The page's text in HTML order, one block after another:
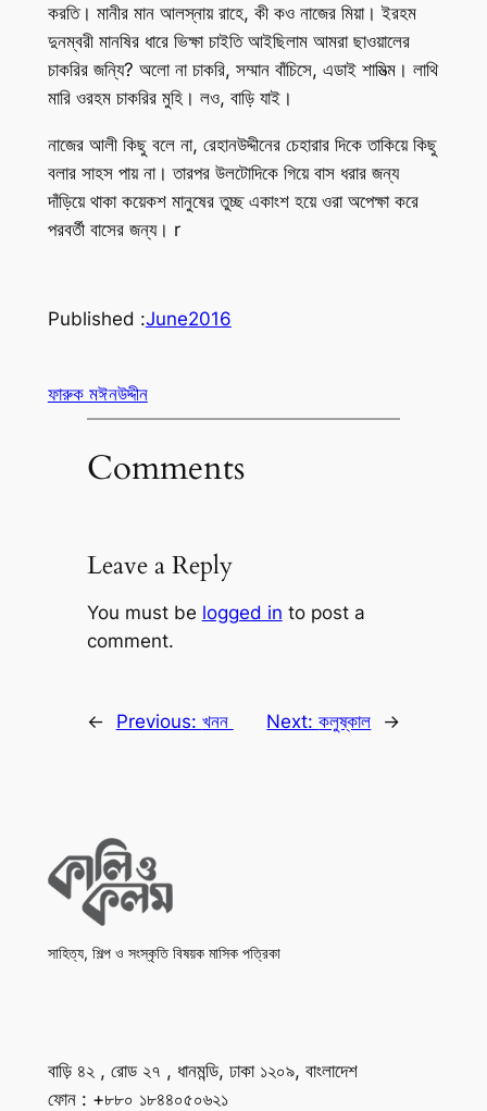
করতি। মানীর মান আলস্নায় রাহে, কী কও নাজের মিয়া। ইরহম
দুনম্বরী মানষির ধারে ভিক্ষা চাইতি আইছিলাম আমরা ছাওয়ালের
চাকরির জন্যি? অলো না চাকরি, সম্মান বাঁচিসে, এডাই শামিত্ম। লাথি
মারি ওরহম চাকরির মুহি। লও, বাড়ি যাই।
নাজের আলী কিছু বলে না, রেহানউদ্দীনের চেহারার দিকে তাকিয়ে কিছু
বলার সাহস পায় না। তারপর উলটোদিকে গিয়ে বাস ধরার জন্য
দাঁড়িয়ে থাকা কয়েকশ মানুষের তুচ্ছ একাংশ হয়ে ওরা অপেক্ষা করে
পরবর্তী বাসের জন্য। r
Published :June2016
ফারুক মঈনউদ্দীন
Comments
Leave a Reply
You must be logged in to post a
comment.
← Previous: খনন Next:কলুষ্কাল →
সাহিত্য, শিল্প ও সংস্কৃতি বিষয়ক মাসিক পত্রিকা
বাড়ি ৪২ , রোড ২৭ , ধানমন্ডি, ঢাকা ১২০৯, বাংলাদেশ
ফোন : +৮৮০ ১৮৪৪০৫০৬২১